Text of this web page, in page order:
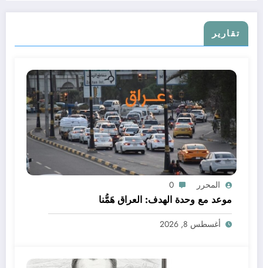
تقارير
المحرر 0
موعد مع وحدة الهدف: العراق هَمُّنا
أغسطس 8, 2026